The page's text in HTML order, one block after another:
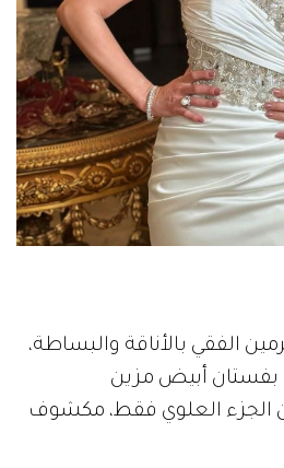
الفقي بالأناقة والبساطة،
بفستان أبيض مزين
الجزء العلوي فقط، مكشوف